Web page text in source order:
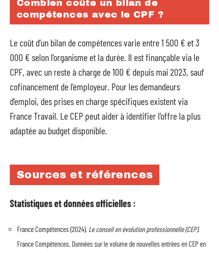
Combien coûte un bilan de
compétences avec le CPF ?
Le coût d’un bilan de compétences varie entre 1 500 € et 3
000 € selon l’organisme et la durée. Il est finançable via le
CPF, avec un reste à charge de 100 € depuis mai 2023, sauf
cofinancement de l’employeur. Pour les demandeurs
d’emploi, des prises en charge spécifiques existent via
France Travail. Le CEP peut aider à identifier l’offre la plus
adaptée au budget disponible.
Sources et références
Statistiques et données officielles :
France Compétences (2024). Le conseil en évolution professionnelle (CEP).
France Compétences. Données sur le volume de nouvelles entrées en CEP en